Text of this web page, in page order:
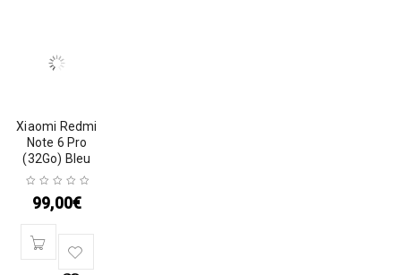
Xiaomi Redmi
Note 6 Pro
(32Go) Bleu
99,00€